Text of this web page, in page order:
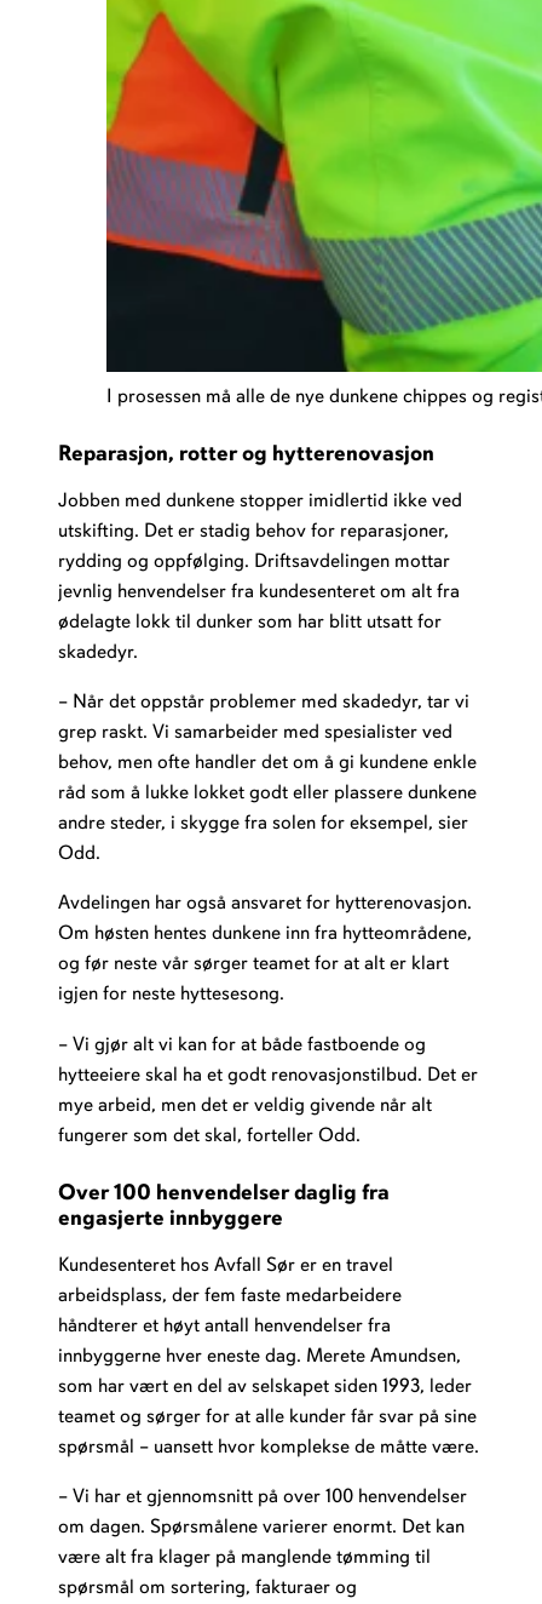
I prosessen må alle de nye dunkene chippes og
Reparasjon, rotter og hytterenovasjon
Jobben med dunkene stopper imidlertid ikke ved
utskifting. Det er stadig behov for reparasjoner,
rydding og oppfølging. Driftsavdelingen mottar
jevnlig henvendelser fra kundesenteret om alt fra
ødelagte lokk til dunker som har blitt utsatt for
skadedyr.
– Når det oppstår problemer med skadedyr, tar vi
grep raskt. Vi samarbeider med spesialister ved
behov, men ofte handler det om å gi kundene enkle
råd som å lukke lokket godt eller plassere dunkene
andre steder, i skygge fra solen for eksempel, sier
Odd.
Avdelingen har også ansvaret for hytterenovasjon.
Om høsten hentes dunkene inn fra hytteområdene,
og før neste vår sørger teamet for at alt er klart
igjen for neste hyttesesong.
– Vi gjør alt vi kan for at både fastboende og
hytteeiere skal ha et godt renovasjonstilbud. Det er
mye arbeid, men det er veldig givende når alt
fungerer som det skal, forteller Odd.
Over 100 henvendelser daglig fra
engasjerte innbyggere
Kundesenteret hos Avfall Sør er en travel
arbeidsplass, der fem faste medarbeidere
håndterer et høyt antall henvendelser fra
innbyggerne hver eneste dag. Merete Amundsen,
som har vært en del av selskapet siden 1993, leder
teamet og sørger for at alle kunder får svar på sine
spørsmål – uansett hvor komplekse de måtte være.
– Vi har et gjennomsnitt på over 100 henvendelser
om dagen. Spørsmålene varierer enormt. Det kan
være alt fra klager på manglende tømming til
spørsmål om sortering, fakturaer og